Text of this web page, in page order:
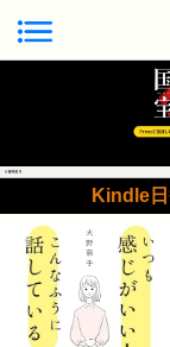
Kindle